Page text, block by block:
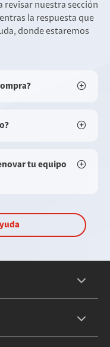
revisar nuestra sección
la respuesta que
donde estaremos
tu equipo